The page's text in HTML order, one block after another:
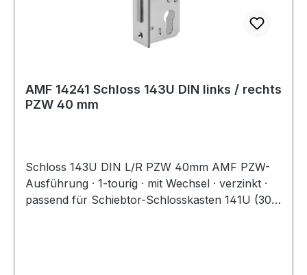
AMF 14241 Schloss 143U DIN links / rechts
PZW 40 mm
Schloss 143U DIN L/R PZW 40mm AMF PZW-
Ausführung · 1-tourig · mit Wechsel · verzinkt ·
passend für Schiebtor-Schlosskasten 141U (30